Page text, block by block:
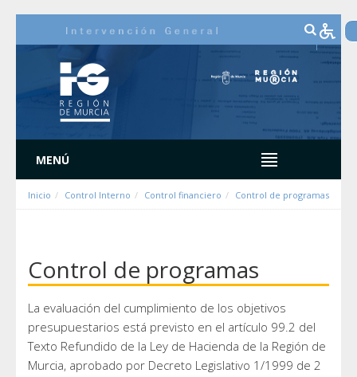
MENÚ
Inicio Control Interno Control financiero Control de programas
Control de programas
La evaluación del cumplimiento de los objetivos
presupuestarios está previsto en el artículo 99.2 del
Texto Refundido de la Ley de Hacienda de la Región de
Murcia, aprobado por Decreto Legislativo 1/1999 de 2